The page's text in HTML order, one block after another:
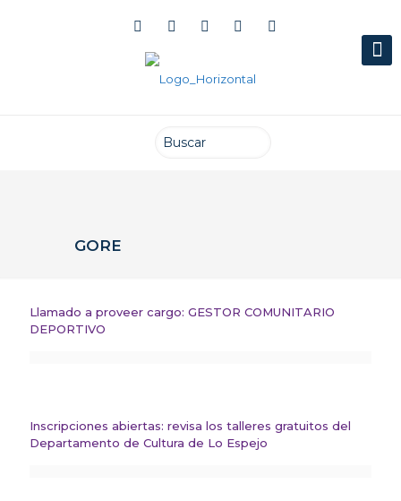
GORE
Llamado a proveer cargo: GESTOR COMUNITARIO
DEPORTIVO
Inscripciones abiertas: revisa los talleres gratuitos del
Departamento de Cultura de Lo Espejo